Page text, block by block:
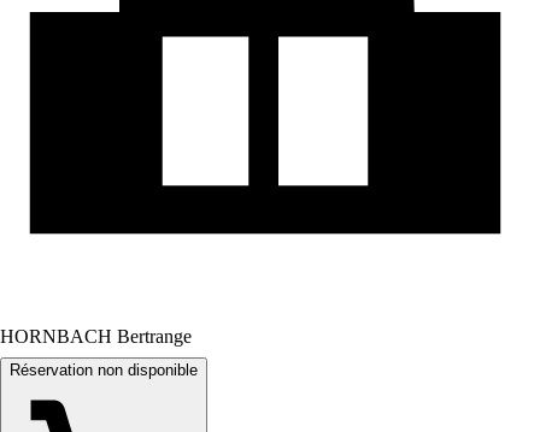
HORNBACH Bertrange
Réservation non disponible